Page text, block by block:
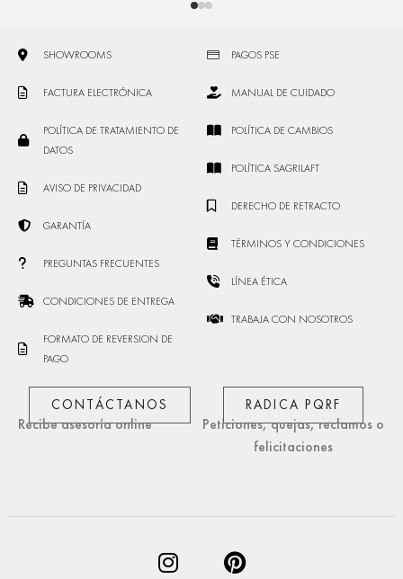
SHOWROOMS
FACTURA ELECTRÓNICA
POLÍTICA DE TRATAMIENTO DE
DATOS
AVISO DE PRIVACIDAD
GARANTÍA
PREGUNTAS FRECUENTES
CONDICIONES DE ENTREGA
FORMATO DE REVERSION DE
PAGO
PAGOS PSE
MANUAL DE CUIDADO
POLÍTICA DE CAMBIOS
POLÍTICA SAGRILAFT
DERECHO DE RETRACTO
TÉRMINOS Y CONDICIONES
LÍNEA ÉTICA
TRABAJA CON NOSOTROS
CONTÁCTANOS
Recibe asesoría online
RADICA PQRF
Peticiones, quejas, reclamos o
felicitaciones